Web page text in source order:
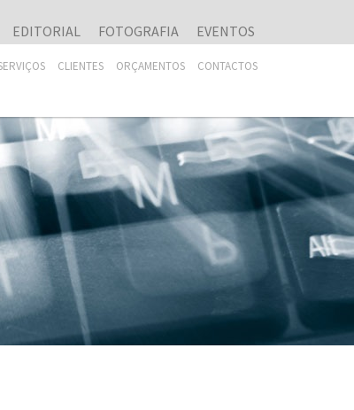
EDITORIAL FOTOGRAFIA EVENTOS
CLIENTES ORÇAMENTOS CONTACTOS